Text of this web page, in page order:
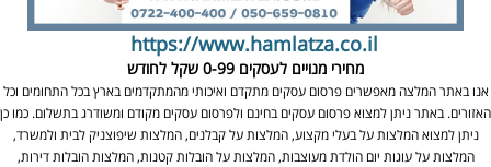
https://www.hamlatza.co.il
מחירי מנויים לעסקים 0-99 שקל לחודש
אנו באתר המלצה מאפשרים פרסום עסקים מתקדם ואיכותי מהמתקדמים בארץ בכל התחומים וכל
האזורים. באתר ניתן למצוא פרסום עסקים בחינם ולפרסום עסקים מקודם ומשודרג בתשלום. כמו כן
ניתן למצוא המלצות על בעלי מקצוע, המלצות על קבלנים, המלצות שיפוצניק לבית ולמשרד,
המלצות על עוגות יום הולדת מעוצבות, המלצות על הובלות קטנות, המלצות הובלות דירות,